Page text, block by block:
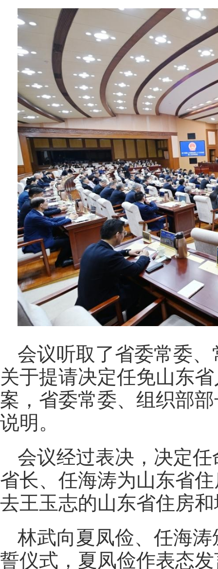
会议听取了省委常委
关于提请决定任免山东
案，省委常委、组织部
说明。
会议经过表决，决定
省长、任海涛为山东省
去王玉志的山东省住房
林武向夏凤俭、任海
誓仪式，夏凤俭作表态